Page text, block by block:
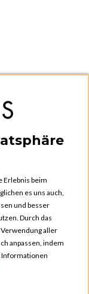
Erlebnis beim
es uns auch,
und besser
Durch das
aller
anpassen, indem
Informationen